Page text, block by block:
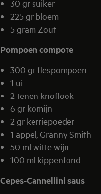
30 gr suiker
225 gr bloem
5 gram Zout
Pompoen compote
300 gr flespompoen
1 ui
2 tenen knoflook
6 gr komijn
2 gr kerriepoeder
1 appel, Granny Smith
50 ml witte wijn
100 ml kippenfond
Cepes-Cannellini saus